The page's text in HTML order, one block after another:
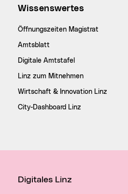
Wissenswertes
Öffnungszeiten Magistrat
Amtsblatt
Digitale Amtstafel
Linz zum Mitnehmen
Wirtschaft & Innovation Linz
City-Dashboard Linz
Digitales Linz